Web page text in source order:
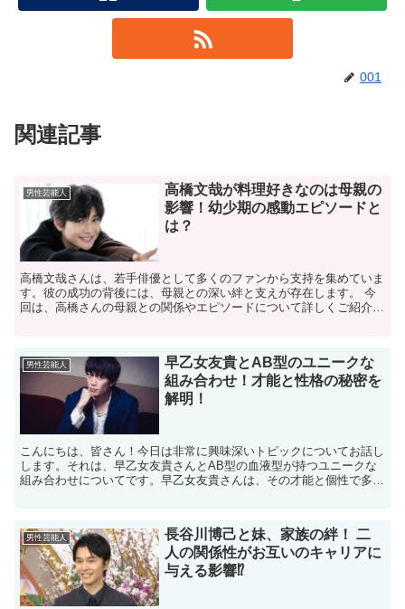
001
関連記事
男性芸能人
高橋文哉が料理好きなのは母親の
影響！幼少期の感動エピソードと
は？
​高橋文哉さんは、若手俳優として多くのファンから支持を集めていま
す。​彼の成功の背後には、母親との深い絆と支えが存在します。​ 今
回は、高橋さんの母親との関係やエピソードについて詳しくご紹介し
男性芸能人
早乙女友貴とAB型のユニークな
組み合わせ！才能と性格の秘密を
解明！
こんにちは、皆さん！今日は非常に興味深いトピックについてお話し
します。それは、早乙女友貴さんとAB型の血液型が持つユニークな
組み合わせについてです。早乙女友貴さんは、その才能と個性で多く
男性芸能人
長谷川博己と妹、家族の絆！ 二
人の関係性がお互いのキャリアに
与える影響⁉